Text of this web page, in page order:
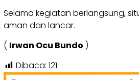
Selama kegiatan berlangsung,
aman dan lancar.
( Irwan Ocu Bundo )
Dibaca: 121